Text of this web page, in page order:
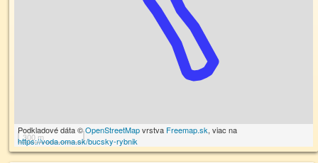
300 m
Podkladové dáta ©OpenStreetMapvrstva Freemap.sk, viac na
https://voda.oma.sk/bucsky-rybnik